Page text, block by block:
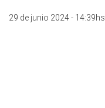
29 de junio 2024 - 14:39hs